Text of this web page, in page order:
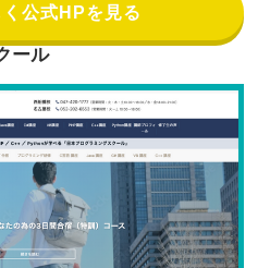
公式HPを見る
ール